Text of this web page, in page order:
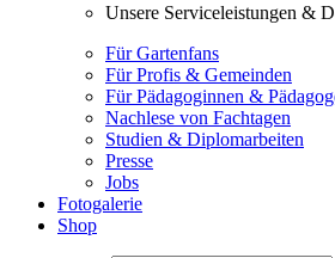
Unsere Serviceleistungen &
Für Gartenfans
Für Profis & Gemeinden
Für Pädagoginnen &
Nachlese von Fachtagen
Studien & Diplomarbeiten
Presse
Jobs
Fotogalerie
Shop